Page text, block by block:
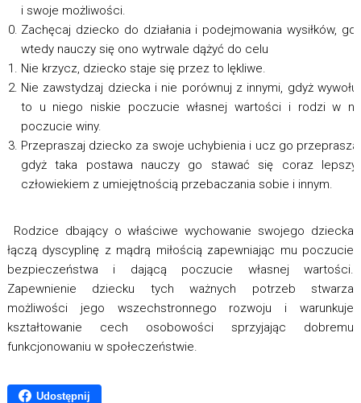
i swoje możliwości.
Zachęcaj dziecko do działania i podejmowania wysiłków,
wtedy nauczy się ono wytrwale dążyć do celu
Nie krzycz, dziecko staje się przez to lękliwe.
Nie zawstydzaj dziecka i nie porównuj z innymi, gdyż
to u niego niskie poczucie własnej wartości i rodzi w
poczucie winy.
Przepraszaj dziecko za swoje uchybienia i ucz go
gdyż taka postawa nauczy go stawać się coraz
człowiekiem z umiejętnością przebaczania sobie i innym.
Rodzice dbający o właściwe wychowanie swojego dziecka
łączą dyscyplinę z mądrą miłością zapewniając mu poczucie
bezpieczeństwa i dającą poczucie własnej wartości.
Zapewnienie dziecku tych ważnych potrzeb stwarza
możliwości jego wszechstronnego rozwoju i warunkuje
kształtowanie cech osobowości sprzyjając dobremu
funkcjonowaniu w społeczeństwie.
Udostępnij